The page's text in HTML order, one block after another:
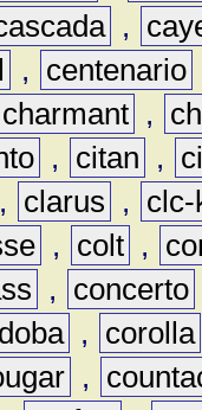
,
, centenario
charmant ,
, citan ,
, clarus ,
clc-
, colt ,
, concerto
,
corolla
,